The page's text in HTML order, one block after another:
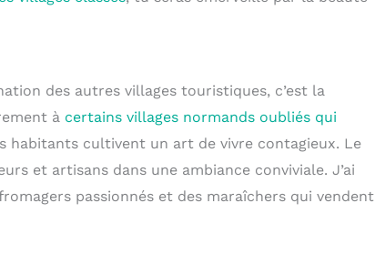
des autres villages touristiques, c’est la
à certains villages normands oubliés qui
habitants cultivent un art de vivre contagieux. Le
et artisans dans une ambiance conviviale. J’ai
passionnés et des maraîchers qui vendent